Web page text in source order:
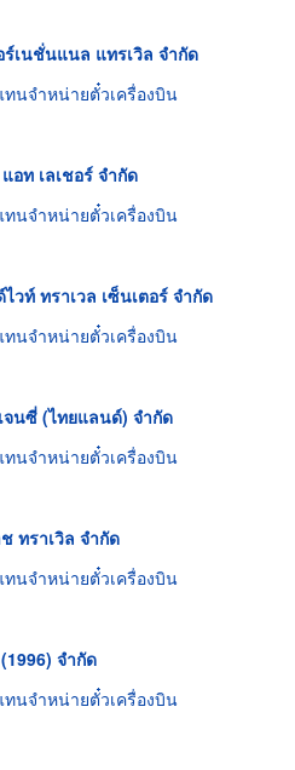
เนชั่นแนล แทรเวิล จำกัด
ทนจำหน่ายตั๋วเครื่องบิน
อท เลเชอร์ จำกัด
ทนจำหน่ายตั๋วเครื่องบิน
วท์ ทราเวล เซ็นเตอร์ จำกัด
ทนจำหน่ายตั๋วเครื่องบิน
จนซี่ (ไทยแลนด์) จำกัด
ทนจำหน่ายตั๋วเครื่องบิน
ทราเวิล จำกัด
ทนจำหน่ายตั๋วเครื่องบิน
จำกัด
ทนจำหน่ายตั๋วเครื่องบิน